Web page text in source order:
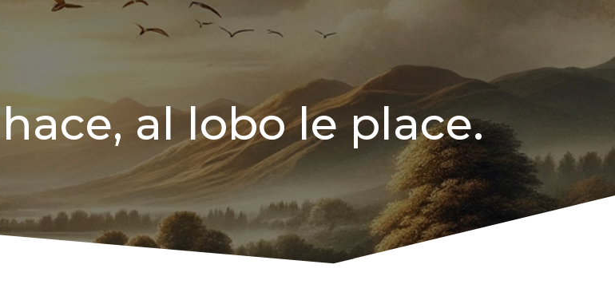
al lobo le place.